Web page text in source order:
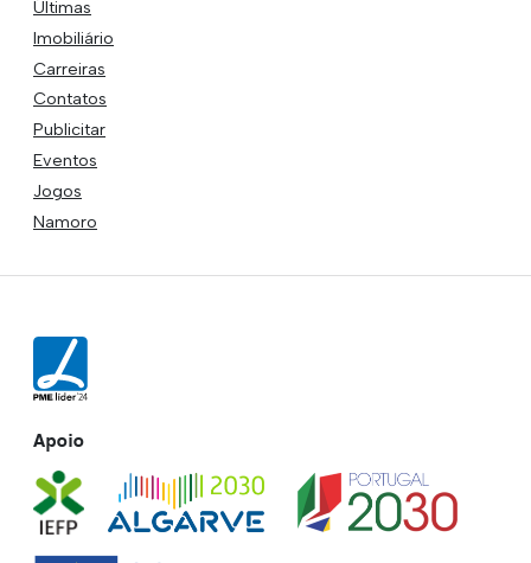
Últimas
Imobiliário
Carreiras
Contatos
Publicitar
Eventos
Jogos
Namoro
Apoio